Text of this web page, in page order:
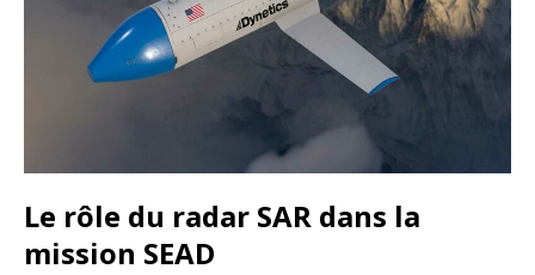
Le rôle du radar SAR dans la
mission SEAD